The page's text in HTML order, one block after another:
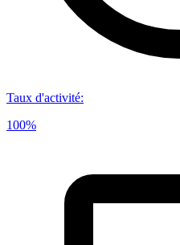
Taux d'activité:
100%